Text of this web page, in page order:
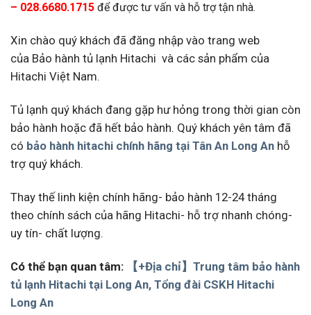
– 028.6680.1715 để được tư vấn và hỗ trợ tận nhà.
Xin chào quý khách đã đăng nhập vào trang web
của Bảo hành tủ lạnh Hitachi và các sản phẩm của
Hitachi Việt Nam.
Tủ lạnh quý khách đang gặp hư hỏng trong thời gian còn
bảo hành hoặc đã hết bảo hành. Quý khách yên tâm đã
có bảo hành hitachi chính hãng tại Tân An Long An hỗ
trợ quý khách.
Thay thế linh kiện chính hãng- bảo hành 12-24 tháng
theo chính sách của hãng Hitachi- hỗ trợ nhanh chóng-
uy tín- chất lượng.
Có thể bạn quan tâm:
【+Địa chỉ】Trung tâm bảo hành
tủ lạnh Hitachi tại Long An, Tổng đài CSKH Hitachi
Long An